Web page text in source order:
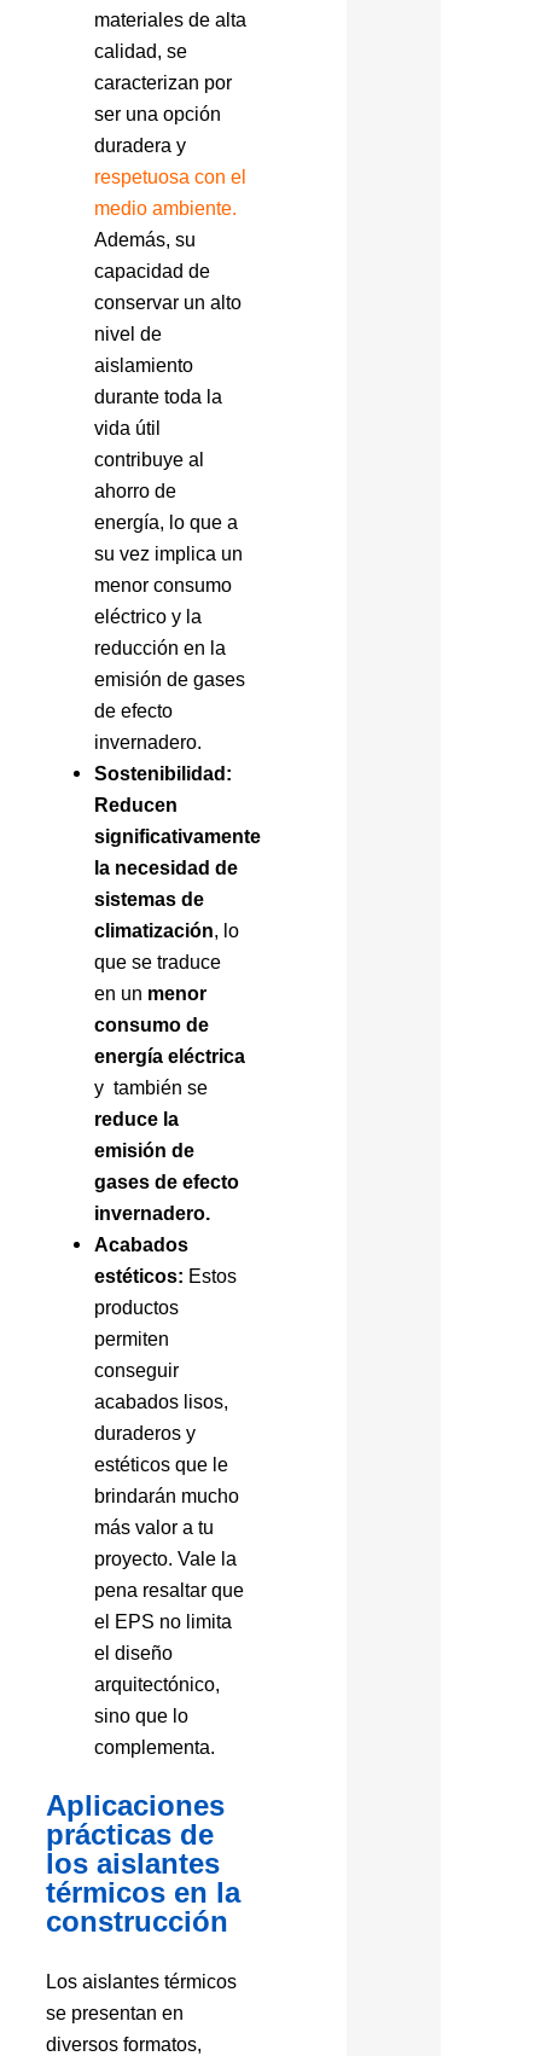
materiales de alta
calidad, se
caracterizan por
ser una opción
duradera y
respetuosa con el
medio ambiente.
Además, su
capacidad de
conservar un alto
nivel de
aislamiento
durante toda la
vida útil
contribuye al
ahorro de
energía, lo que a
su vez implica un
menor consumo
eléctrico y la
reducción en la
emisión de gases
de efecto
invernadero.
Sostenibilidad:
Reducen
significativamente
la necesidad de
sistemas de
climatización, lo
que se traduce
en un menor
consumo de
energía eléctrica
y también se
reduce la
emisión de
gases de efecto
invernadero.
Acabados
estéticos: Estos
productos
permiten
conseguir
acabados lisos,
duraderos y
estéticos que le
brindarán mucho
más valor a tu
proyecto. Vale la
pena resaltar que
el EPS no limita
el diseño
arquitectónico,
sino que lo
complementa.
Aplicaciones
prácticas de
los aislantes
térmicos en la
construcción
Los aislantes térmicos
se presentan en
diversos formatos,